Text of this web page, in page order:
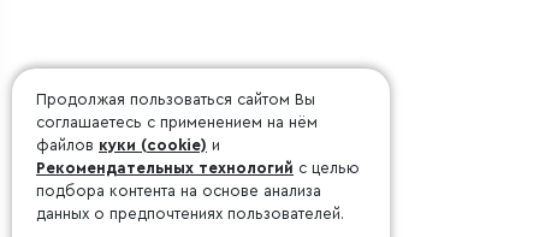
Продолжая пользоваться сайтом Вы
соглашаетесь с применением на нём
файлов куки (cookie) и
Рекомендательных технологий с целью
подбора контента на основе анализа
данных о предпочтениях пользователей.